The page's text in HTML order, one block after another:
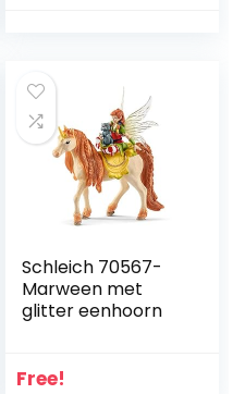
Schleich 70567-
Marween met
glitter eenhoorn
Free!